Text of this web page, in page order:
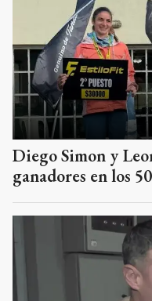
Diego Simon y
ganadores en los